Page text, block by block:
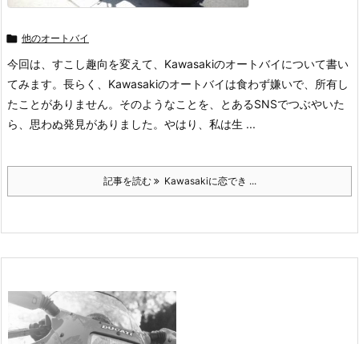
 他のオートバイ
今回は、すこし趣向を変えて、Kawasakiのオートバイについて書い
てみます。長らく、Kawasakiのオートバイは食わず嫌いで、所有し
たことがありません。そのようなことを、とあるSNSでつぶやいた
ら、思わぬ発見がありました。やはり、私は生 ...
記事を読む Kawasakiに恋でき ...